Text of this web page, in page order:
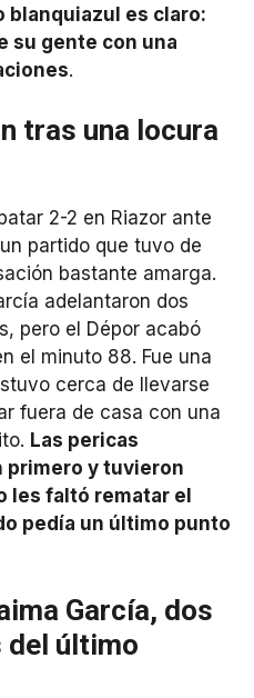
blanquiazul es claro:
su gente con una
.
tras una locura
2-2 en Riazor ante
partido que tuvo de
bastante amarga.
adelantaron dos
pero el Dépor acabó
el minuto 88. Fue una
cerca de llevarse
fuera de casa con una
Las pericas
primero y tuvieron
les faltó rematar el
pedía un último punto
García, dos
del último